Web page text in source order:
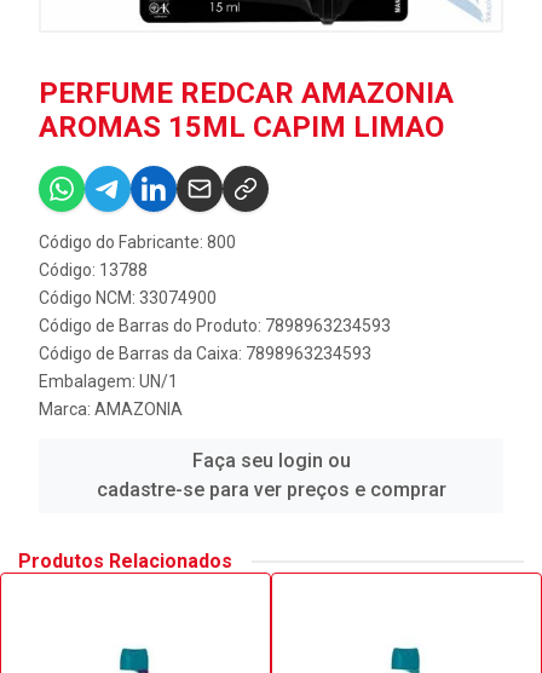
PERFUME REDCAR AMAZONIA
AROMAS 15ML CAPIM LIMAO
Código do Fabricante: 800
Código: 13788
Código NCM: 33074900
Código de Barras do Produto: 7898963234593
Código de Barras da Caixa: 7898963234593
Embalagem: UN/1
Marca: AMAZONIA
Faça seu login ou
cadastre-se para ver preços e comprar
Produtos Relacionados